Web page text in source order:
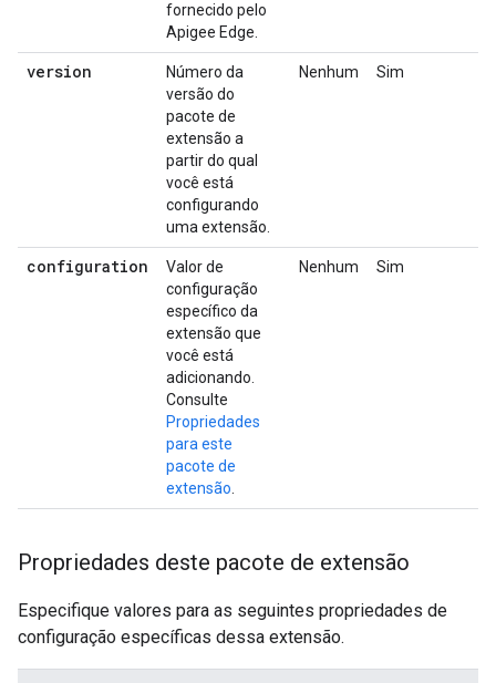
fornecido pelo
Apigee Edge.
version
Número da
versão do
pacote de
extensão a
partir do qual
você está
configurando
uma extensão.
Nenhum Sim
configuration
Valor de
configuração
específico da
extensão que
você está
adicionando.
Consulte
Propriedades
para este
pacote de
extensão
Nenhum Sim
Propriedades deste pacote de extensão
Especifique valores para as seguintes propriedades de
configuração específicas dessa extensão.